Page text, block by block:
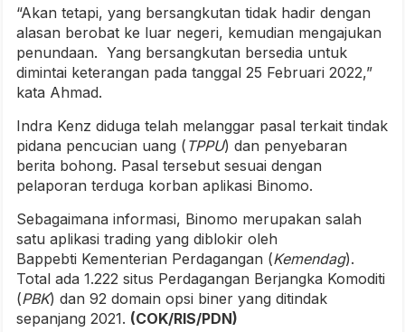
“Akan tetapi, yang bersangkutan tidak hadir dengan
alasan berobat ke luar negeri, kemudian mengajukan
penundaan. Yang bersangkutan bersedia untuk
dimintai keterangan pada tanggal 25 Februari 2022,”
kata Ahmad.
Indra Kenz diduga telah melanggar pasal terkait tindak
pidana pencucian uang ( TPPU) dan penyebaran
berita bohong. Pasal tersebut sesuai dengan
pelaporan terduga korban aplikasi Binomo.
Sebagaimana informasi, Binomo merupakan salah
satu aplikasi trading yang diblokir oleh
Bappebti Kementerian Perdagangan (Kemendag).
Total ada 1.222 situs Perdagangan Berjangka Komoditi
(PBK) dan 92 domain opsi biner yang ditindak
sepanjang 2021. (COK/RIS/PDN)